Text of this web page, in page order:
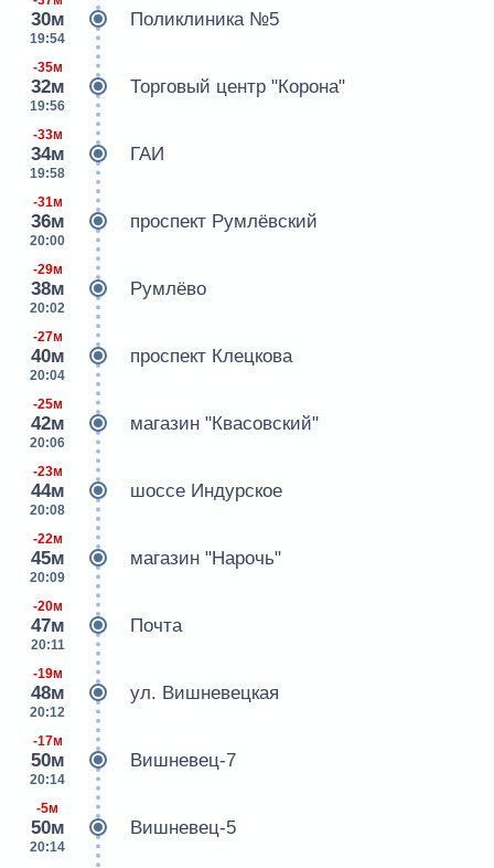
30м
19:54
Поликлиника №5
-35м
32м
19:56
Торговый центр "Корона"
-33м
34м
19:58
ГАИ
-31м
36м
20:00
проспект Румлёвский
-29м
38м
20:02
Румлёво
-27м
40м
20:04
проспект Клецкова
-25м
42м
20:06
магазин "Квасовский"
-23м
44м
20:08
шоссе Индурское
-22м
45м
20:09
магазин "Нарочь"
-20м
47м
20:11
Почта
-19м
48м
20:12
ул. Вишневецкая
-17м
50м
20:14
Вишневец-7
-5м
50м
20:14
Вишневец-5